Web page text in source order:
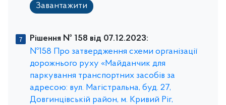
Завантажити
Рішення № 158 від 07.12.2023:
№158 Про затвердження схеми організації
дорожнього руху «Майданчик для
паркування транспортних засобів за
адресою: вул. Магістральна, буд. 27,
Довгинцівській район, м. Кривий Ріг,